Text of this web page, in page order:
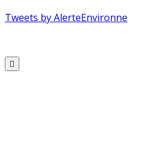
Tweets by AlerteEnvironne
to